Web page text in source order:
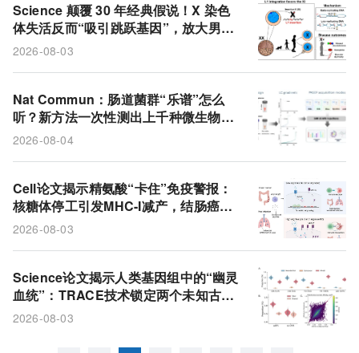
Science 颠覆 30 年经典假说！X 染色
体失活反而“吸引跳跃基因”，放大男性
遗传病风险
2026-08-03
Nat Commun：肠道菌群“乐谱”怎么
听？新方法一次性测出上千种微生物蛋
白
2026-08-04
Cell论文揭示精氨酸“卡住”免疫警报：
核糖体停工引发MHC-I减产，结肠癌与
病毒感染风险攀升
2026-08-03
Science论文揭示人类基因组中的“幽灵
血统”：TRACE技术锁定两个未知古人
类祖先
2026-08-03